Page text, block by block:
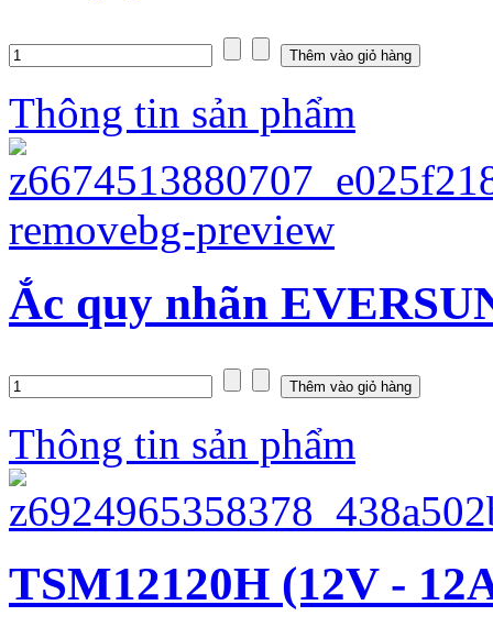
Thông tin sản phẩm
Ắc quy nhãn
Thông tin sản phẩm
TSM12120H (12V -